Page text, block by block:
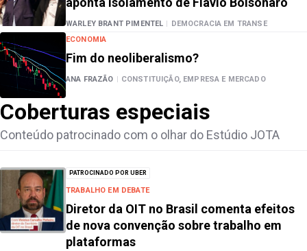
WARLEY BRANT PIMENTEL | DEMOCRACIA EM TRANSE
ECONOMIA
Fim do neoliberalismo?
ANA FRAZÃO | CONSTITUIÇÃO, EMPRESA E MERCADO
Coberturas especiais
Conteúdo patrocinado com o olhar do Estúdio JOTA
PATROCINADO POR UBER
TRABALHO EM DEBATE
Diretor da OIT no Brasil comenta efeitos
de nova convenção sobre trabalho em
plataformas